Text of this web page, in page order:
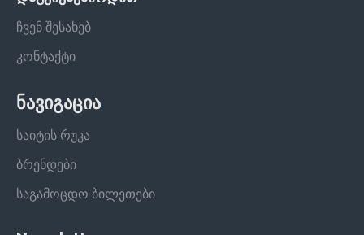
ჩვენ შესახებ
კონტაქტი
ნავიგაცია
საიტის რუკა
ბრენდები
საგამოცდო ბილეთები